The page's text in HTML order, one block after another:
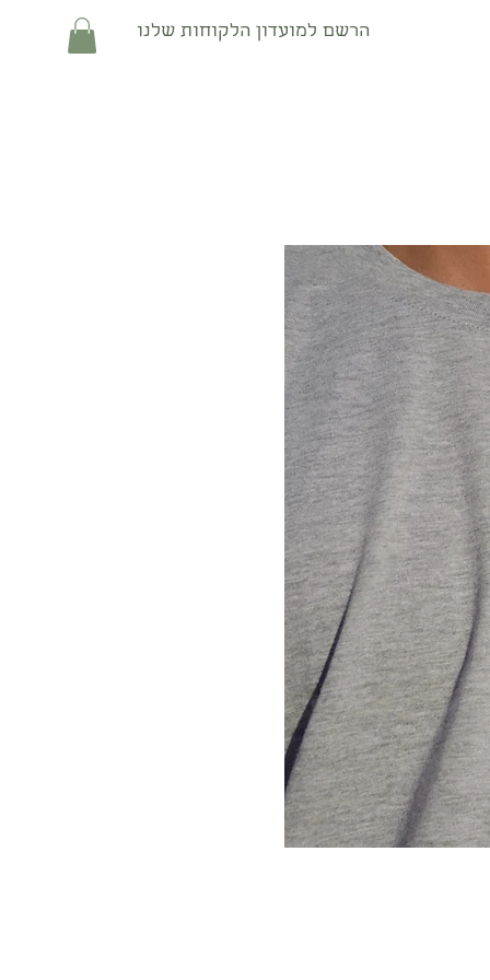
הרשם למועדון הלקוחות שלנו